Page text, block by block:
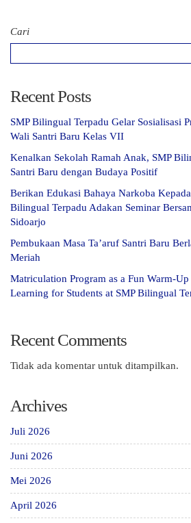
Cari
Recent Posts
SMP Bilingual Terpadu Gelar Sosialisasi
Wali Santri Baru Kelas VII
Kenalkan Sekolah Ramah Anak, SMP
Santri Baru dengan Budaya Positif
Berikan Edukasi Bahaya Narkoba
Bilingual Terpadu Adakan Seminar
Sidoarjo
Pembukaan Masa Ta’aruf Santri Baru
Meriah
Matriculation Program as a Fun Warm-
Learning for Students at SMP Bilingual
Recent Comments
Tidak ada komentar untuk ditampilkan.
Archives
Juli 2026
Juni 2026
Mei 2026
April 2026